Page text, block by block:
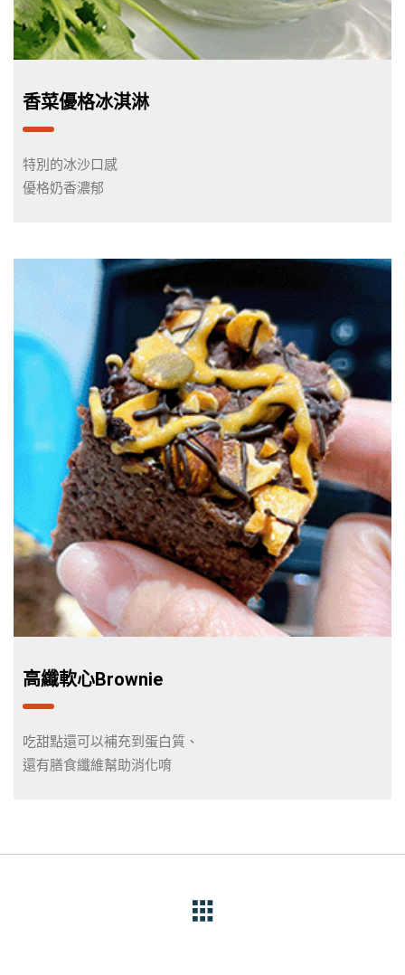
香菜優格冰淇淋
特別的冰沙口感
優格奶香濃郁
高纖軟心Brownie
吃甜點還可以補充到蛋白質、
還有膳食纖維幫助消化唷